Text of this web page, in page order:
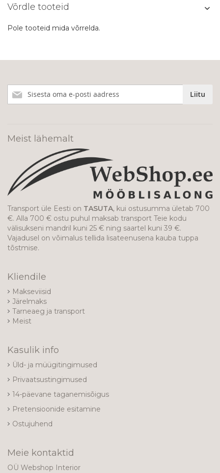
Võrdle tooteid
Pole tooteid mida võrrelda.
meie
Liitu
Meist lähemalt
Transport üle Eesti on TASUTA, kui ostusumma ületab 700
€. Alla 700 € ostu puhul maksab transport Teie kodu
välisukseni mandril kuni 25 € ning saartel kuni 39 €.
Vajadusel on võimalus tellida lisateenusena kauba tuppa
tõstmise.
Kliendile
Makseviisid
Järelmaks
Tarneaeg ja transport
Meist
Kasulik info
Üld- ja müügitingimused
Privaatsustingimused
14-päevane taganemisõigus
Pretensioonide esitamine
Ostujuhend
Meie kontaktid
OÜ Webshop Interior